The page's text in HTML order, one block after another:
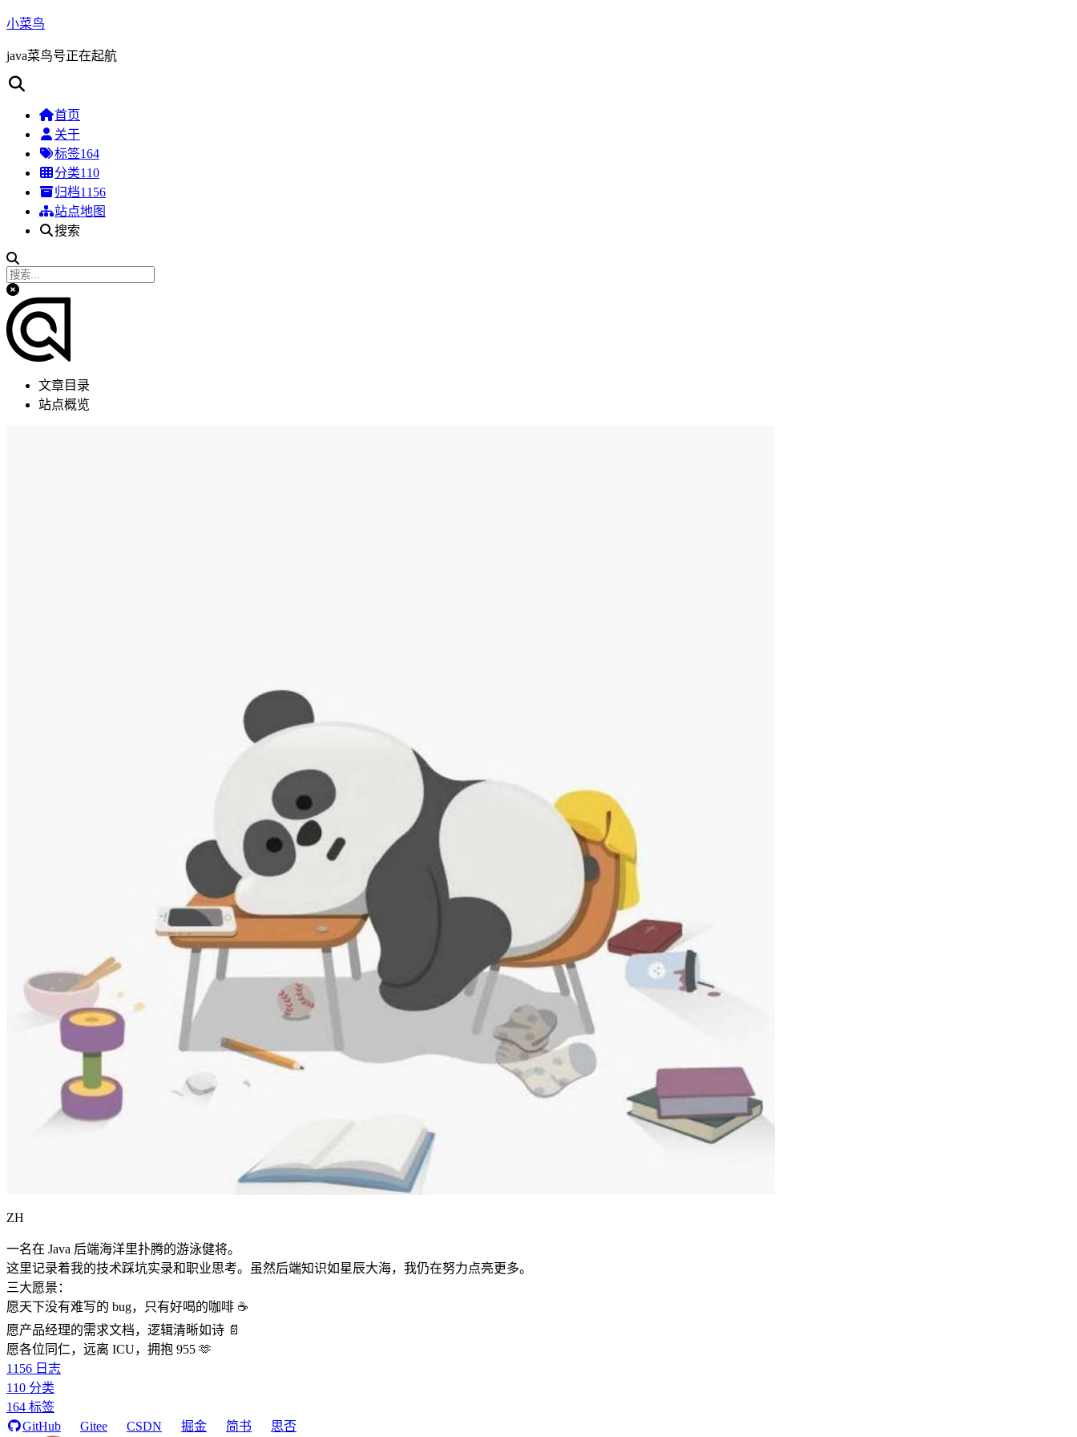
小菜鸟
java菜鸟号正在起航
首页
关于
标签164
分类110
归档1156
站点地图
搜索
文章目录
站点概览
ZH
一名在 Java 后端海洋里扑腾的游泳健将。
这里记录着我的技术踩坑实录和职业思考。虽然后端知识如星辰大海，我仍在努力点亮更多。
三大愿景：
愿天下没有难写的 bug，只有好喝的咖啡 ☕️
愿产品经理的需求文档，逻辑清晰如诗 📄
愿各位同仁，远离 ICU，拥抱 955 🫶
1156 日志
110 分类
164 标签
GitHub
Gitee CSDN 掘金 简书 思否